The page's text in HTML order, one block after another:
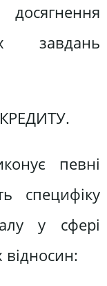
завдань
певні
специфіку
у сфері